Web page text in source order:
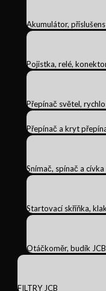
Akumulátor,
Pojistka, relé,
Přepínač světel,
Přepínač a kryt
Snímač, spínač a cívka
Startovací skříňka,
Otáčkoměr, budík JCB
FILTRY JCB